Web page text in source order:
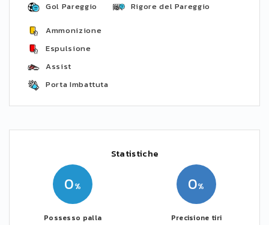
Gol Pareggio
Rigore del Pareggio
Ammonizione
Espulsione
Assist
Porta Imbattuta
Statistiche
0
Possesso palla
0
Precisione tiri